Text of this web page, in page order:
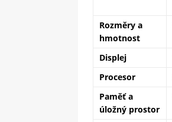
Rozměry a
hmotnost
Displej
Procesor
Paměť a
úložný prostor